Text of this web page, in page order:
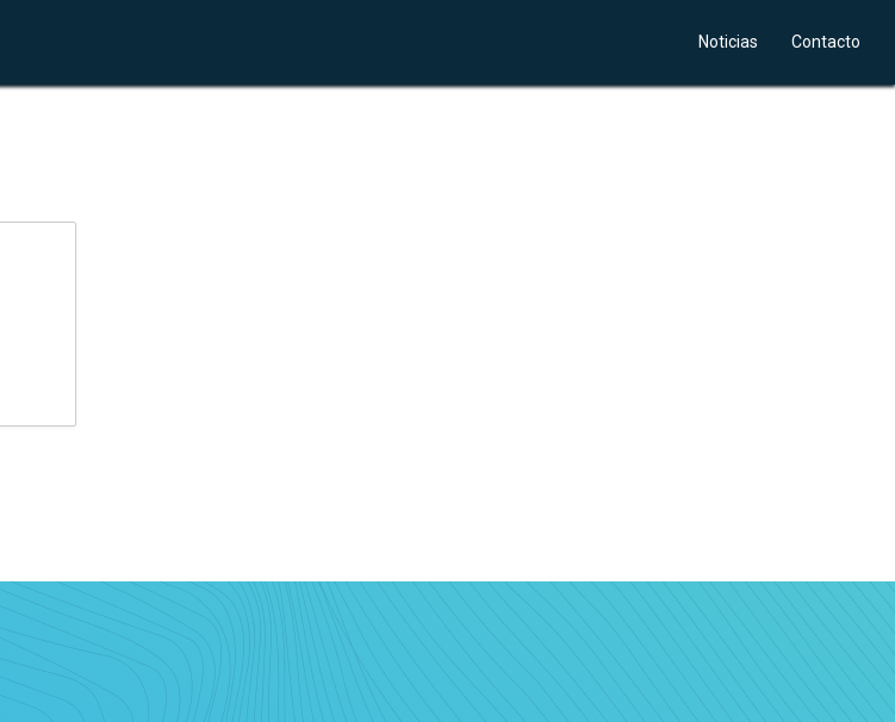
Noticias Contacto